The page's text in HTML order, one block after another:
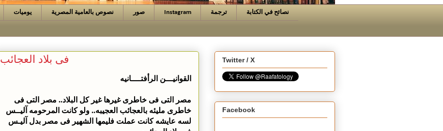
يوميات نصوص بالعامية المصرية صور Instagram ترجمة نصائح في الكتابة
فى بلاد العجائب
القوانيـــن الرأفتــــانيه
مصر التى فى خاطرى غيرها غير كل البلاد.. مصر التى فى
خاطرى مليئه بالعجائب العجيبه.. ولو كانت المرحومه آليــس
لسه عايشه كانت عملت فليمها الشهير فى مصر بدل آليـس
Twitter / X
Facebook